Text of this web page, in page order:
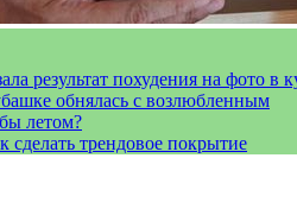
результат похудения на фото в
обнялась с возлюбленным
летом?
трендовое покрытие